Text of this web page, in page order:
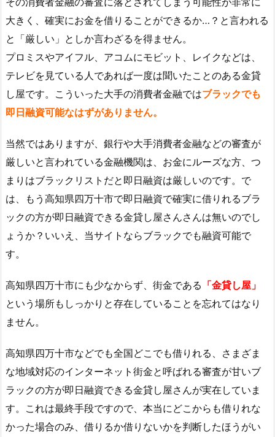
大きく、確実にお金を借りることができるか…？と言われる
と「厳しい」としか言わざるを得ません。
プロミスやアイフル、アコムにモビット、レイクなどは、
テレビを見ている人であれば一度は聞いたことのある金貸
し屋です。こういった大手の消費者金融ではブラックでも
即日融資可能なはずがありません。
当然ではありますが、銀行や大手消費者金融などの審査が
厳しいと言われている金融機関は、お金にルーズな方、つ
まりはブラックリストだと即日融資は厳しいのです。で
は、もう高知県四万十市で即日融資で確実に借りれるブラ
ックの方が即日融資できる金貸し屋さんさんは無いのでし
ょうか？いいえ、当サイトならブラックでも融資可能で
す。
高知県四万十市にも少なからず、街金である 「金貸し屋」
という場所もしっかりと存在していることを忘れてはなり
ません。
高知県四万十市などでも全国どこでも借りれる、さまざま
な地域対応のインターネット街金と呼ばれる審査が甘いブ
ラックの方が即日融資できる金貸し屋さんが実在していま
す。これは最終手段ですので、本当にどこからも借りれな
かった場合のみ、借りるか借りないかを判断したほうがい